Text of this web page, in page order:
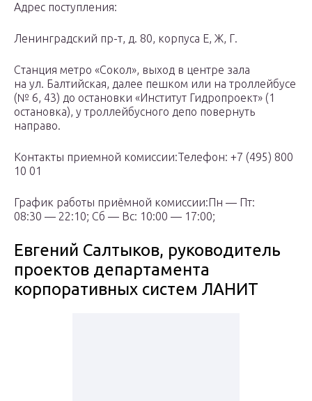
Адрес поступления:
Ленинградский пр-т, д. 80, корпуса Е, Ж, Г.
Станция метро «Сокол», выход в центре зала
на ул. Балтийская, далее пешком или на троллейбусе
(№ 6, 43) до остановки «Институт Гидропроект» (1
остановка), у троллейбусного депо повернуть
направо.
Контакты приемной комиссии:Телефон: +7 (495) 800
10 01
График работы приёмной комиссии:Пн — Пт:
08:30 — 22:10; Сб — Вс: 10:00 — 17:00;
Евгений Салтыков, руководитель
проектов департамента
корпоративных систем ЛАНИТ